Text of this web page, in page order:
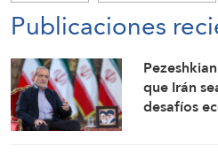
Publicaciones
que Irán
desafíos